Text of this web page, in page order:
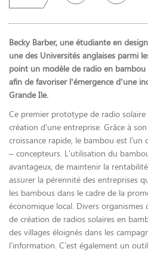
Becky Barber, une étudiante en
une des Universités anglaises parmi
point un modèle de radio en bambou
afin de favoriser l’émergence d’une
Grande Ile.
Ce premier prototype de radio solaire
création d’une entreprise. Grâce à
croissance rapide, le bambou est l’un
– concepteurs. L’utilisation du
avantageux, de maintenir la
assurer la pérennité des entreprises
les bambous dans le cadre de la
économique local. Divers
de création de radios solaires en
des villages éloignés dans les
l’information. C’est également un